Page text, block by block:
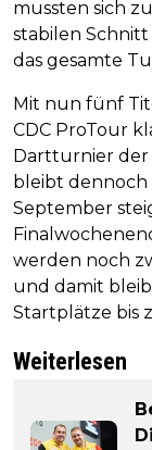
mussten sich
stabilen
das gesamte
Mit nun fünf
CDC ProTour
Dartturnier der
bleibt dennoch
September
werden noch
und damit
Startplätze bis
Weiterlesen